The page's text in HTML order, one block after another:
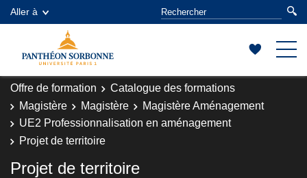
Aller à
Offre de formation
Catalogue des formations
Magistère
Magistère
Magistère Aménagement
UE2 Professionnalisation en aménagement
Projet de territoire
Projet de territoire